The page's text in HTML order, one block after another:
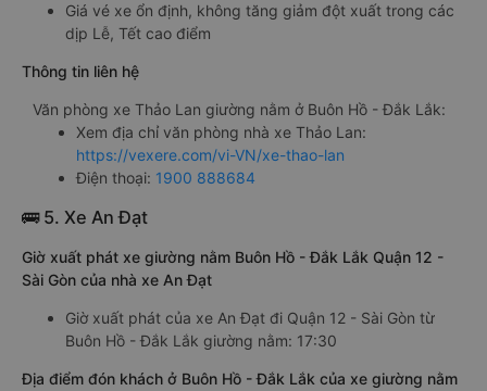
Giá vé xe ổn định, không tăng giảm đột xuất trong các
dịp Lễ, Tết cao điểm
Thông tin liên hệ
Văn phòng xe Thảo Lan giường nằm ở Buôn Hồ - Đắk Lắk:
Xem địa chỉ văn phòng nhà xe Thảo Lan:
https://vexere.com/vi-VN/xe-thao-lan
Điện thoại: 1900 888684
🚌 5. Xe An Đạt
Giờ xuất phát xe giường nằm Buôn Hồ - Đắk Lắk Quận 12 -
Sài Gòn của nhà xe An Đạt
Giờ xuất phát của xe An Đạt đi Quận 12 - Sài Gòn từ
Buôn Hồ - Đắk Lắk giường nằm: 17:30
Địa điểm đón khách ở Buôn Hồ - Đắk Lắk của xe giường nằm